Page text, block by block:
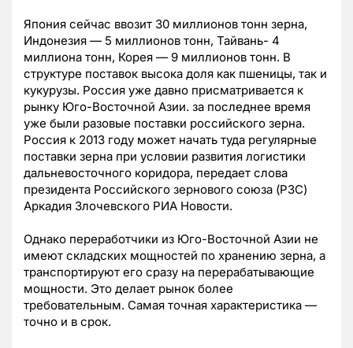
Япония сейчас ввозит 30 миллионов тонн зерна,
Индонезия — 5 миллионов тонн, Тайвань- 4
миллиона тонн, Корея — 9 миллионов тонн. В
структуре поставок высока доля как пшеницы, так и
кукурузы. Россия уже давно присматривается к
рынку Юго-Восточной Азии. за последнее время
уже были разовые поставки российского зерна.
Россия к 2013 году может начать туда регулярные
поставки зерна при условии развития логистики
дальневосточного коридора, передает слова
президента Российского зернового союза (РЗС)
Аркадия Злочевского РИА Новости.
Однако переработчики из Юго-Восточной Азии не
имеют складских мощностей по хранению зерна, а
транспортируют его сразу на перерабатывающие
мощности. Это делает рынок более
требовательным. Самая точная характеристика —
точно и в срок.